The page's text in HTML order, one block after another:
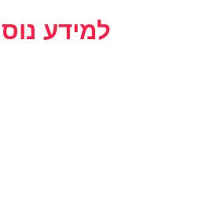
למידע